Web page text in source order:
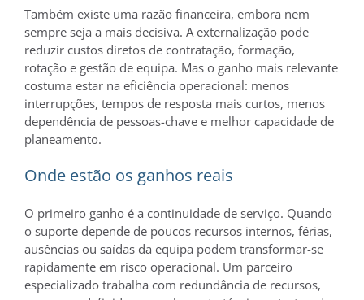
Também existe uma razão financeira, embora nem
sempre seja a mais decisiva. A externalização pode
reduzir custos diretos de contratação, formação,
rotação e gestão de equipa. Mas o ganho mais relevante
costuma estar na eficiência operacional: menos
interrupções, tempos de resposta mais curtos, menos
dependência de pessoas-chave e melhor capacidade de
planeamento.
Onde estão os ganhos reais
O primeiro ganho é a continuidade de serviço. Quando
o suporte depende de poucos recursos internos, férias,
ausências ou saídas da equipa podem transformar-se
rapidamente em risco operacional. Um parceiro
especializado trabalha com redundância de recursos,